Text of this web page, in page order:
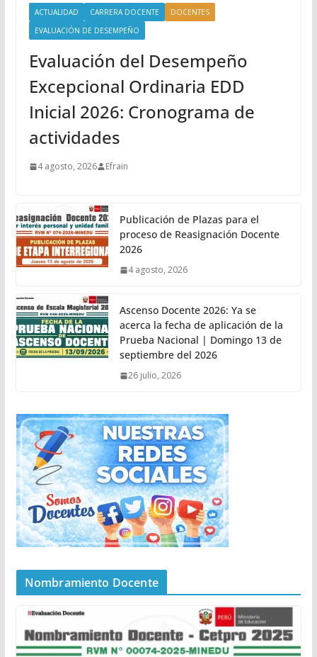
ACTUALIDAD CARRERA DOCENTE
DOCENTES
EVALUACIÓN DE DESEMPEÑO
Evaluación del Desempeño
Excepcional Ordinaria EDD
Inicial 2026: Cronograma de
actividades
4 agosto, 2026 Efrain
Publicación de Plazas para el
proceso de Reasignación Docente
2026
4 agosto, 2026
Ascenso Docente 2026: Ya se
acerca la fecha de aplicación de la
Prueba Nacional | Domingo 13 de
septiembre del 2026
26 julio, 2026
Nombramiento Docente